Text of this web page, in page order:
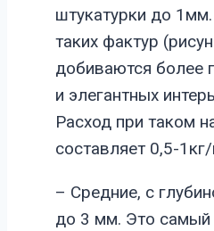
штукатурки до
таких фактур
добиваются более
и элегантных
Расход при таком
составляет 0,5-
– Средние, с
до 3 мм. Это самый